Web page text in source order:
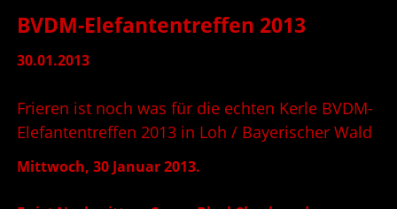
BVDM-Elefantentreffen 2013
30.01.2013
Frieren ist noch was für die echten Kerle BVDM-
Elefantentreffen 2013 in Loh / Bayerischer Wald
Mittwoch, 30 Januar 2013.